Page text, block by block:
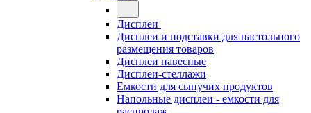
Дисплеи
Дисплеи и подставки для настольного
размещения товаров
Дисплеи навесные
Дисплеи-стеллажи
Емкости для сыпучих продуктов
Напольные дисплеи - емкости для